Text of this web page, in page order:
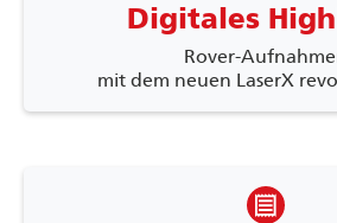
Digitales
Rover-
mit dem neuen LaserX
receipt